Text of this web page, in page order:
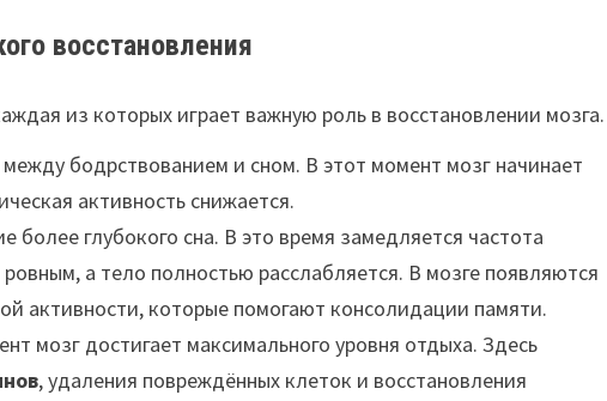
восстановления
из которых играет важную роль в восстановлении мозга.
бодрствованием и сном. В этот момент мозг начинает
активность снижается.
более глубокого сна. В это время замедляется частота
а тело полностью расслабляется. В мозге появляются
активности, которые помогают консолидации памяти.
мозг достигает максимального уровня отдыха. Здесь
, удаления повреждённых клеток и восстановления